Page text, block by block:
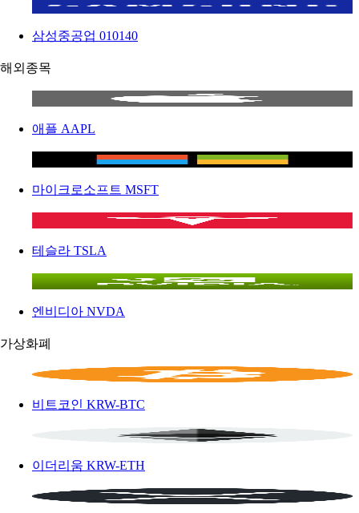
삼성중공업 010140
해외종목
애플 AAPL
마이크로소프트 MSFT
테슬라 TSLA
엔비디아 NVDA
가상화폐
비트코인 KRW-BTC
이더리움 KRW-ETH